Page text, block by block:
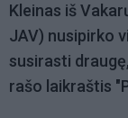
Kleinas iš
JAV) nusipirko
susirasti
rašo laikraštis